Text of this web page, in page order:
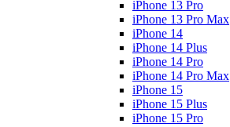
iPhone 13 Pro
iPhone 13 Pro Max
iPhone 14
iPhone 14 Plus
iPhone 14 Pro
iPhone 14 Pro Max
iPhone 15
iPhone 15 Plus
iPhone 15 Pro